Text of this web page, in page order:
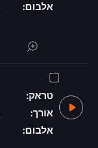
אלבום:
טראק:
אורך:
אלבום: